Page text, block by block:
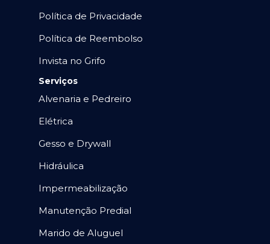
Política de Privacidade
Política de Reembolso
Invista no Grifo
Serviços
Alvenaria e Pedreiro
Elétrica
Gesso e Drywall
Hidráulica
Impermeabilização
Manutenção Predial
Marido de Aluguel